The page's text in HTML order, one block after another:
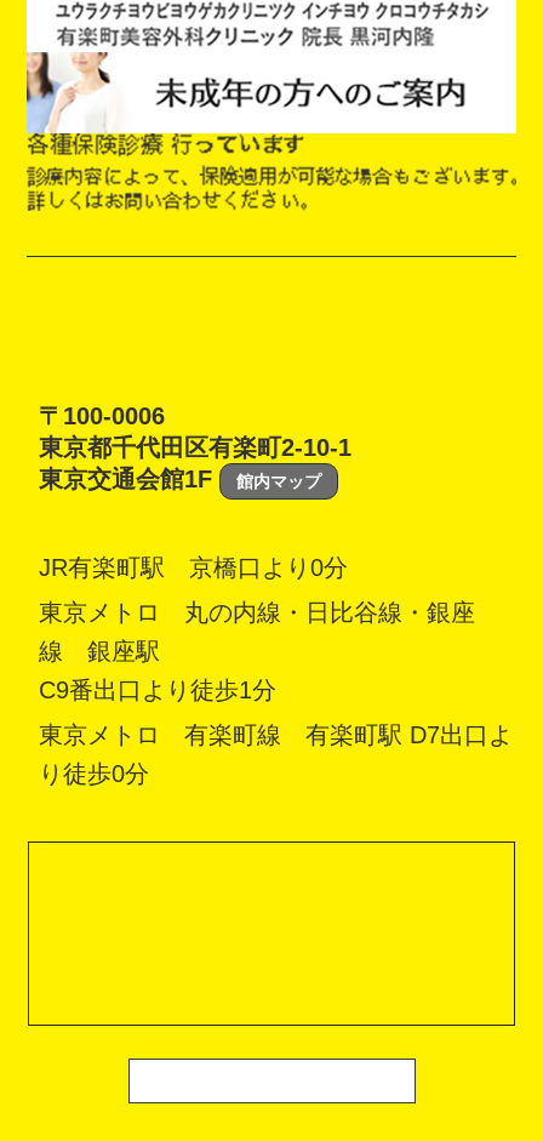
〒100-0006
東京都千代田区有楽町2-10-1
東京交通会館1F
館内マップ
JR有楽町駅 京橋口より0分
東京メトロ 丸の内線・日比谷線・銀座
線 銀座駅
C9番出口より徒歩1分
東京メトロ 有楽町線 有楽町駅 D7出口よ
り徒歩0分